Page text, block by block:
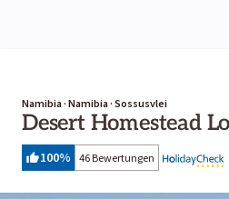
Namibia · Namibia · Sossusvlei
Desert Homestead
100% 46 Bewertungen